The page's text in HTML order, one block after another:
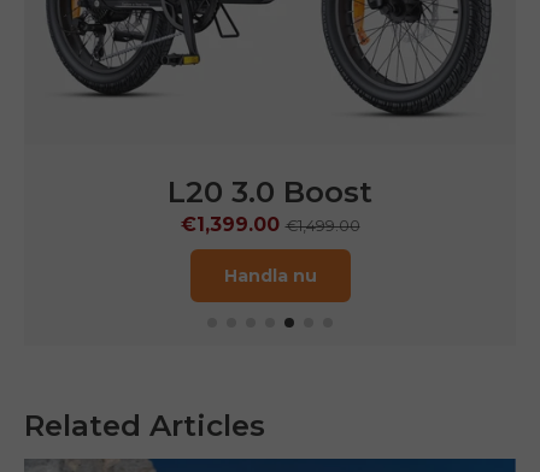
P275 SE
€899.00€1,499.00
Handla nu
Related Articles